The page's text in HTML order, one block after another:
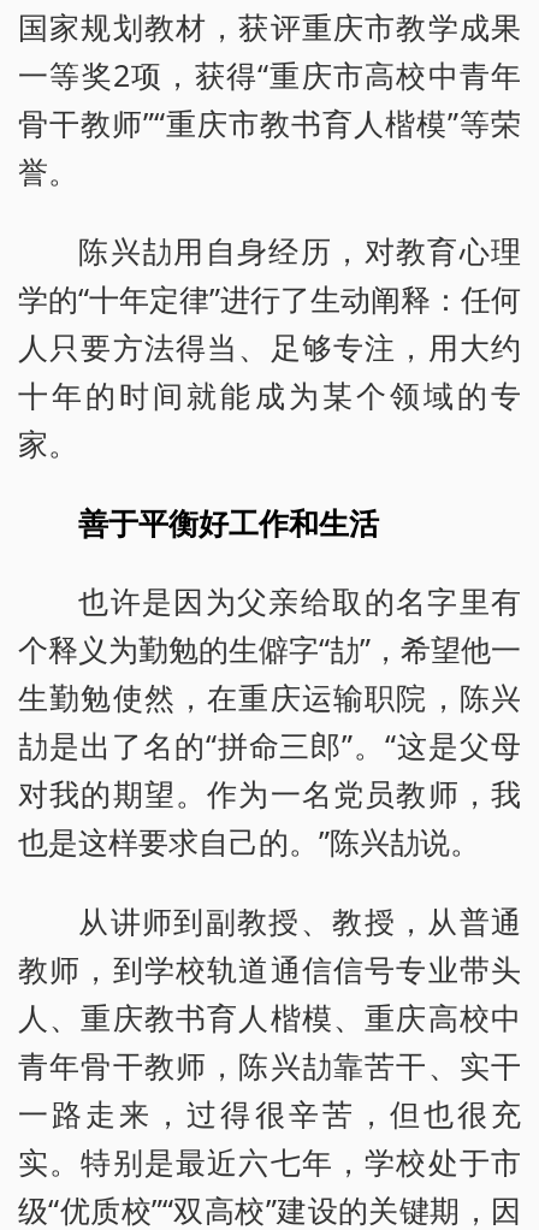
国家规划教材，获评重庆市教学成果
一等奖2项，获得“重庆市高校中青年
骨干教师”“重庆市教书育人楷模”等荣
誉。
陈兴劼用自身经历，对教育心理
学的“十年定律”进行了生动阐释：任何
人只要方法得当、足够专注，用大约
十年的时间就能成为某个领域的专
家。
善于平衡好工作和生活
也许是因为父亲给取的名字里有
个释义为勤勉的生僻字“劼”，希望他一
生勤勉使然，在重庆运输职院，陈兴
劼是出了名的“拼命三郎”。“这是父母
对我的期望。作为一名党员教师，我
也是这样要求自己的。”陈兴劼说。
从讲师到副教授、教授，从普通
教师，到学校轨道通信信号专业带头
人、重庆教书育人楷模、重庆高校中
青年骨干教师，陈兴劼靠苦干、实干
一路走来，过得很辛苦，但也很充
实。特别是最近六七年，学校处于市
级“优质校”“双高校”建设的关键期，因